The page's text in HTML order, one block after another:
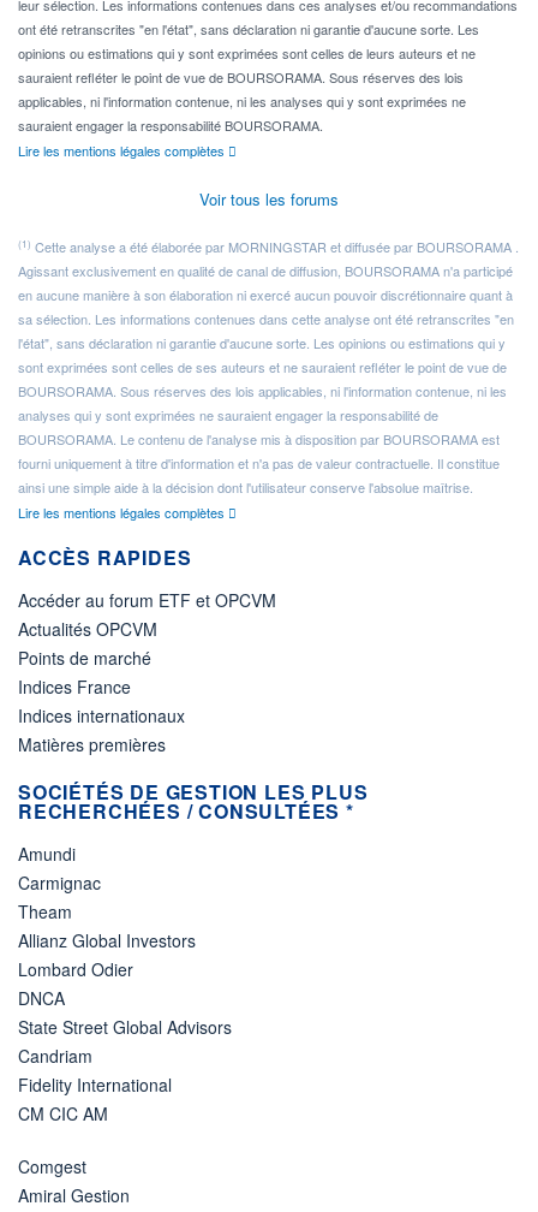
leur sélection. Les informations contenues dans ces analyses et/ou recommandations
ont été retranscrites "en l'état", sans déclaration ni garantie d'aucune sorte. Les
opinions ou estimations qui y sont exprimées sont celles de leurs auteurs et ne
sauraient refléter le point de vue de BOURSORAMA. Sous réserves des lois
applicables, ni l'information contenue, ni les analyses qui y sont exprimées ne
sauraient engager la responsabilité BOURSORAMA.
Lire les mentions légales complètes
Voir tous les forums
(1) Cette analyse a été élaborée par MORNINGSTAR et diffusée par BOURSORAMA .
Agissant exclusivement en qualité de canal de diffusion, BOURSORAMA n'a participé
en aucune manière à son élaboration ni exercé aucun pouvoir discrétionnaire quant à
sa sélection. Les informations contenues dans cette analyse ont été retranscrites "en
l'état", sans déclaration ni garantie d'aucune sorte. Les opinions ou estimations qui y
sont exprimées sont celles de ses auteurs et ne sauraient refléter le point de vue de
BOURSORAMA. Sous réserves des lois applicables, ni l'information contenue, ni les
analyses qui y sont exprimées ne sauraient engager la responsabilité de
BOURSORAMA. Le contenu de l'analyse mis à disposition par BOURSORAMA est
fourni uniquement à titre d'information et n'a pas de valeur contractuelle. Il constitue
ainsi une simple aide à la décision dont l'utilisateur conserve l'absolue maîtrise.
Lire les mentions légales complètes
ACCÈS RAPIDES
Accéder au forum ETF et OPCVM
Actualités OPCVM
Points de marché
Indices France
Indices internationaux
Matières premières
SOCIÉTÉS DE GESTION LES PLUS
RECHERCHÉES / CONSULTÉES *
Amundi
Carmignac
Theam
Allianz Global Investors
Lombard Odier
DNCA
State Street Global Advisors
Candriam
Fidelity International
CM CIC AM
Comgest
Amiral Gestion